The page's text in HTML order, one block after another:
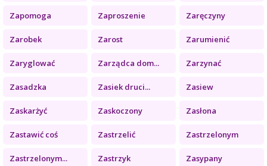
Zapomoga Zaproszenie Zaręczyny
Zarobek Zarost Zarumienić
Zaryglować Zarządca dom... Zarzynać
Zasadzka Zasiek druci... Zasiew
Zaskarżyć Zaskoczony Zasłona
Zastawić coś Zastrzelić Zastrzelonym
Zastrzelonym... Zastrzyk Zasypany